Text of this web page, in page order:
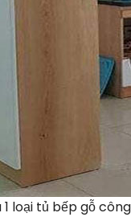
loại tủ bếp gỗ